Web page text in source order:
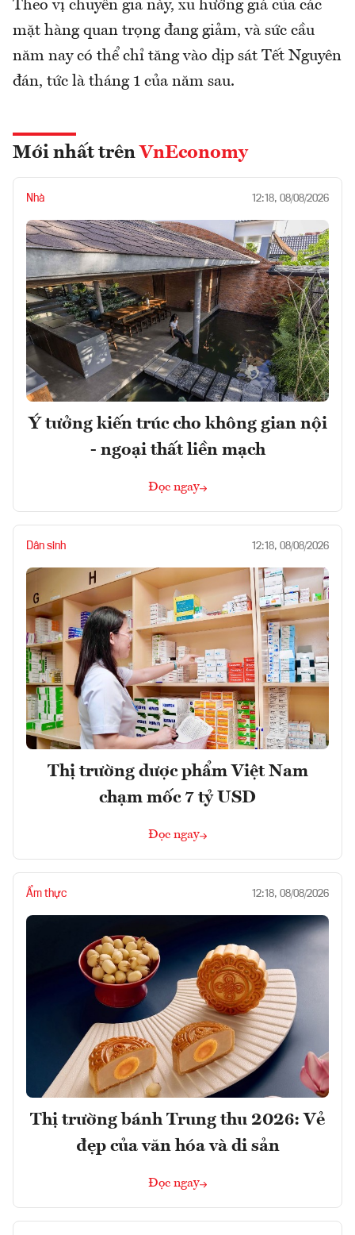
Theo vị chuyên gia này, xu hướng giá của các
mặt hàng quan trọng đang giảm, và sức cầu
năm nay có thể chỉ tăng vào dịp sát Tết Nguyên
đán, tức là tháng 1 của năm sau.
Mới nhất trên VnEconomy
Nhà 12:18, 08/08/2026
Ý tưởng kiến trúc cho không gian nội
- ngoại thất liền mạch
Đọc ngay
Dân sinh 12:18, 08/08/2026
Thị trường dược phẩm Việt Nam
chạm mốc 7 tỷ USD
Đọc ngay
Ẩm thực 12:18, 08/08/2026
Thị trường bánh Trung thu 2026: Vẻ
đẹp của văn hóa và di sản
Đọc ngay